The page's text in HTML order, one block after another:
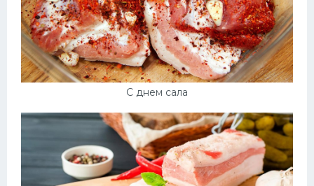
С днем сала